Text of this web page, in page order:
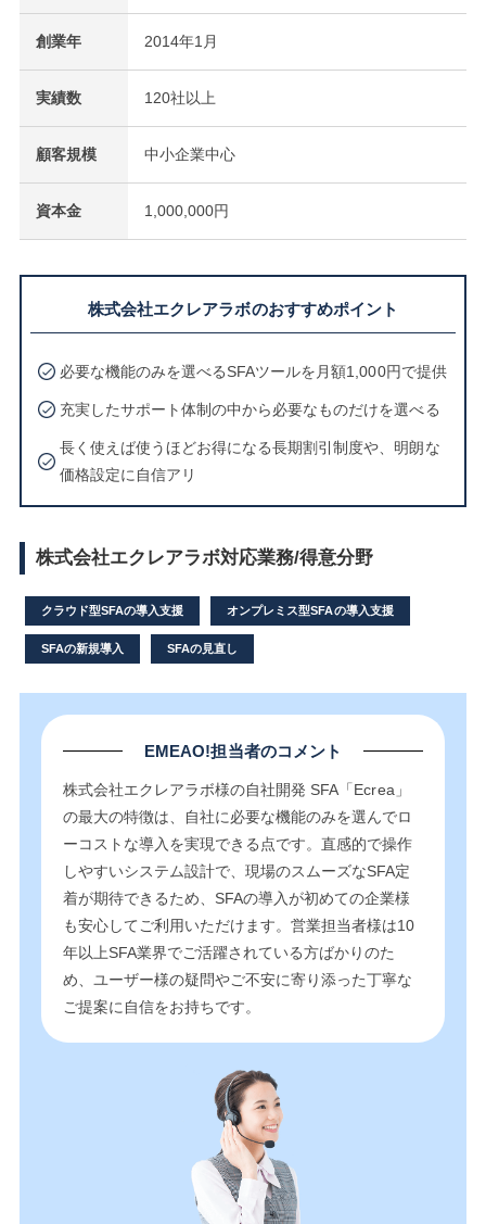
創業年 2014年1月
実績数 120社以上
顧客規模 中小企業中心
資本金 1,000,000円
株式会社エクレアラボのおすすめポイント
必要な機能のみを選べるSFAツールを月額1,000円で提供
充実したサポート体制の中から必要なものだけを選べる
長く使えば使うほどお得になる長期割引制度や、明朗な
価格設定に自信アリ
株式会社エクレアラボ対応業務/得意分野
クラウド型SFAの導入支援 オンプレミス型SFAの導入支援
SFAの新規導入 SFAの見直し
EMEAO!担当者のコメント
株式会社エクレアラボ様の自社開発 SFA「Ecrea」
の最大の特徴は、自社に必要な機能のみを選んでロ
ーコストな導入を実現できる点です。直感的で操作
しやすいシステム設計で、現場のスムーズなSFA定
着が期待できるため、SFAの導入が初めての企業様
も安心してご利用いただけます。営業担当者様は10
年以上SFA業界でご活躍されている方ばかりのた
め、ユーザー様の疑問やご不安に寄り添った丁寧な
ご提案に自信をお持ちです。